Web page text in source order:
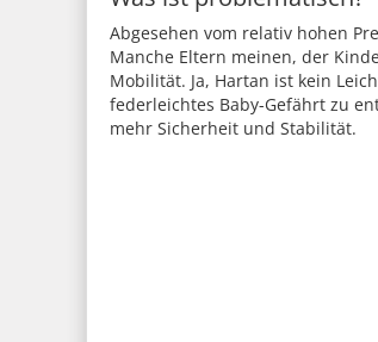
Abgesehen vom relativ hohen
Manche Eltern meinen, der
Mobilität. Ja, Hartan ist kein
federleichtes Baby-Gefährt zu
mehr Sicherheit und Stabilität.